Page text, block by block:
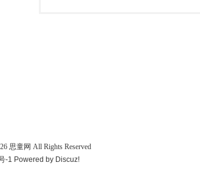
思童网 All Rights Reserved
-1 Powered by Discuz!